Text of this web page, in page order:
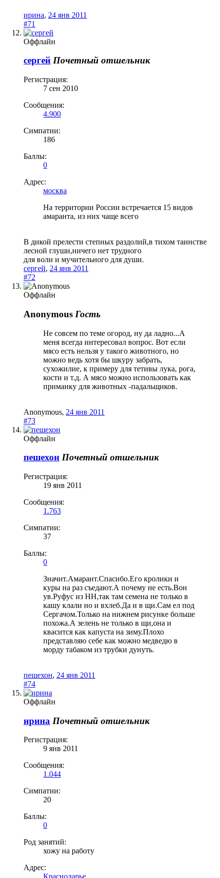
ирина, 24 янв 2011
#71
Оффлайн
сергей Почетный отшельник
Регистрация:
7 сен 2010
Сообщения:
4.900
Симпатии:
186
Баллы:
0
Адрес:
москва
На территории России встречается 15 видов
амаранта, из них чаще всего
В дикой прелести степных раздолий,в тихом таинстве
лесной глуши,ничего нет трудного
для воли и мучительного для души.
сергей, 24 янв 2011
#72
Оффлайн
Anonymous Гость
Не совсем по теме огород, ну да ладно...А
меня всегда интересовал вопрос. Вот если
мясо есть нельзя у такого животного, но
можно ведь хотя бы шкуру забрать,
сухожилие, к примеру для тетивы лука, рога,
кости и т.д. А мясо можно использовать как
приманку для животных -падальщиков.
Anonymous, 24 янв 2011
#73
Оффлайн
пешехон Почетный отшельник
Регистрация:
19 янв 2011
Сообщения:
1.763
Симпатии:
37
Баллы:
0
Значит.Амарант.Спасибо.Его кролики и
куры на раз съедают.А почему не есть.Вон
ув.Руфус из НН,так там семена не только в
кашу клали но и вхлеб.Да и в щи.Сам ел под
Сергачом.Только на нижнем рисунке больше
похожа.А зелень не только в щи,она и
квасится как капуста на зиму.Плохо
представляю себе как можно медведю в
морду табаком из трубки дунуть.
пешехон, 24 янв 2011
#74
Оффлайн
ирина Почетный отшельник
Регистрация:
9 янв 2011
Сообщения:
1.044
Симпатии:
20
Баллы:
0
Род занятий:
хожу на работу
Адрес: